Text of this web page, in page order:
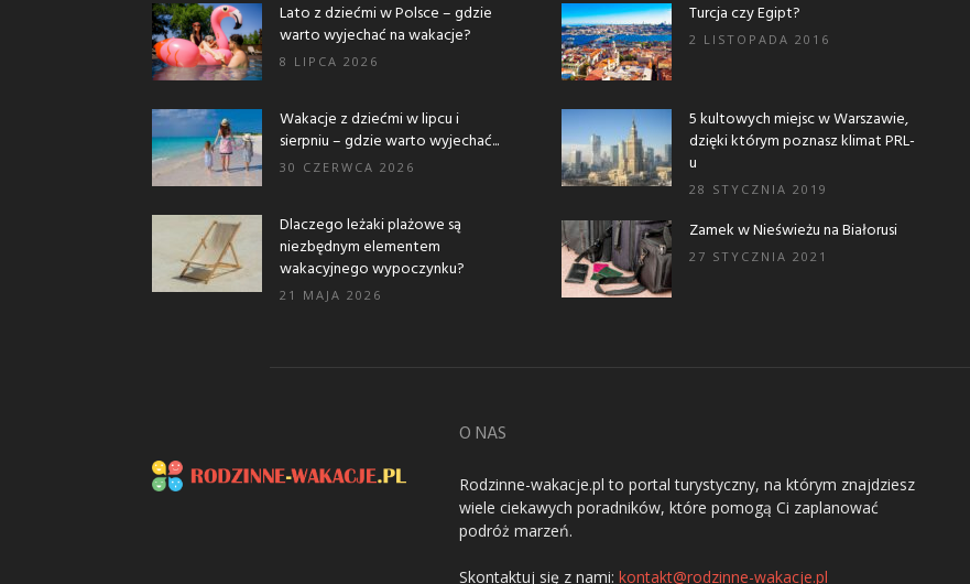
Lato z dziećmi w Polsce – gdzie
warto wyjechać na wakacje?
8 LIPCA 2026
Wakacje z dziećmi w lipcu i
sierpniu – gdzie warto wyjechać...
30 CZERWCA 2026
Dlaczego leżaki plażowe są
niezbędnym elementem
wakacyjnego wypoczynku?
21 MAJA 2026
Turcja czy Egipt?
2 LISTOPADA 2016
5 kultowych miejsc w Warszawie,
dzięki którym poznasz klimat PRL-
u
28 STYCZNIA 2019
Zamek w Nieświeżu na Białorusi
27 STYCZNIA 2021
O NAS
Rodzinne-wakacje.pl to portal turystyczny, na którym znajdziesz
wiele ciekawych poradników, które pomogą Ci zaplanować
podróż marzeń.
Skontaktuj się z nami: kontakt@rodzinne-wakacje.pl